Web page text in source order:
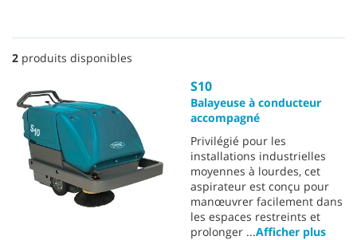
2 produits disponibles
S10
Balayeuse à conducteur
accompagné
Privilégié pour les
installations industrielles
moyennes à lourdes, cet
aspirateur est conçu pour
manœuvrer facilement dans
les espaces restreints et
prolonger ...Afficher plus